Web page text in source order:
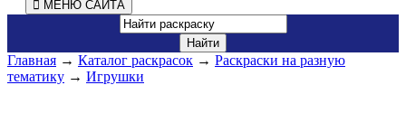
МЕНЮ САЙТА
Главная → Каталог раскрасок → Раскраски на разную
тематику → Игрушки